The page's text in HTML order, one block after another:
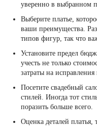
уверенно в выбранном
Выберите платье,
ваши преимущества.
типов фигур, так что
Установите предел
учесть не только
затраты на исправления
Посетите свадебный
стилей. Иногда тот
поразить больше всего.
Оценка деталей